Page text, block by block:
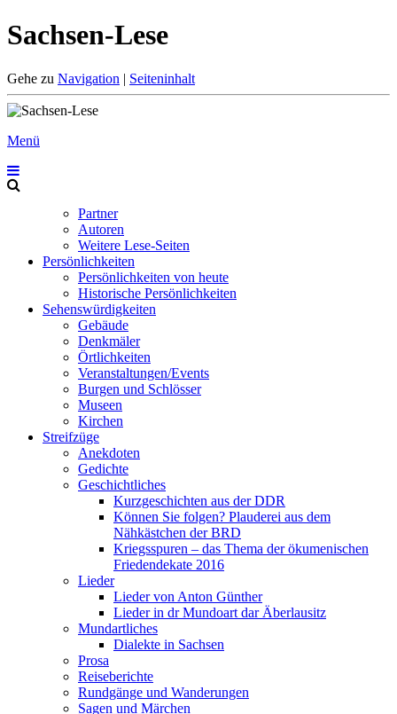
Sachsen-Lese
Gehe zu Navigation | Seiteninhalt
Menü
Partner
Autoren
Weitere Lese-Seiten
Persönlichkeiten
Persönlichkeiten von heute
Historische Persönlichkeiten
Sehenswürdigkeiten
Gebäude
Denkmäler
Örtlichkeiten
Veranstaltungen/Events
Burgen und Schlösser
Museen
Kirchen
Streifzüge
Anekdoten
Gedichte
Geschichtliches
Kurzgeschichten aus der DDR
Können Sie folgen? Plauderei aus dem
Nähkästchen der BRD
Kriegsspuren – das Thema der ökumenischen
Friedendekate 2016
Lieder
Lieder von Anton Günther
Lieder in dr Mundoart dar Äberlausitz
Mundartliches
Dialekte in Sachsen
Prosa
Reiseberichte
Rundgänge und Wanderungen
Sagen und Märchen